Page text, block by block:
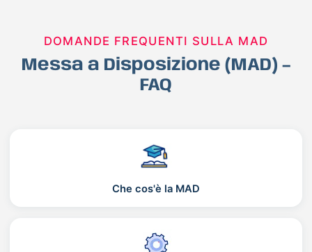
DOMANDE FREQUENTI SULLA MAD
Messa a Disposizione (MAD) –
FAQ
Che cos'è la MAD